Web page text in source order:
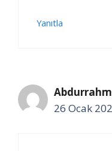
Yanıtla
26 Ocak